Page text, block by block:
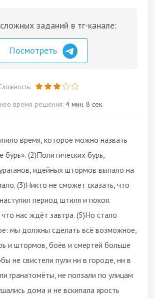
заданий в тг-канале:
Посмотреть
время решения: 4 мин. 8 сек.
время, которое можно назвать
бурь». (2)Политических бурь,
идейных штормов выпало на
(3)Никто не сможет сказать, что
период штиля и покоя.
нас ждёт завтра. (5)Но стало
мы должны сделать всё возможное,
и штормов, боёв и смертей больше
не свистели пули ни в городе, ни в
гранатомёты, не ползали по улицам
дома и не вскипала ярость